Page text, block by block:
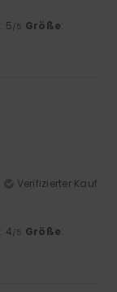
: 5/5 Größe:
Verifizierter Kauf
: 4/5 Größe: